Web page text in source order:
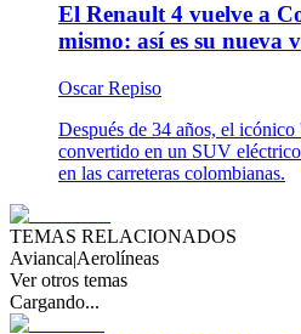
El Renault 4 vuelve a
mismo: así es su nueva
Oscar Repiso
Después de 34 años, el
convertido en un SUV
en las carreteras colombianas.
TEMAS RELACIONADOS
Avianca|Aerolíneas
Ver otros temas
Cargando...